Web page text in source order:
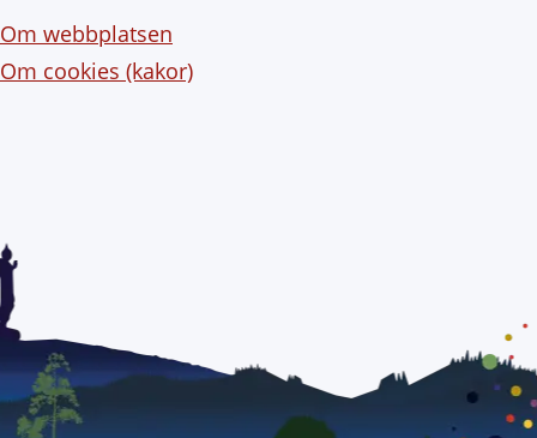
Om webbplatsen
Om cookies (kakor)